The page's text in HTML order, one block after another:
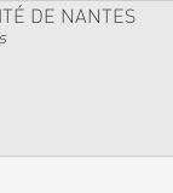
DE NANTES